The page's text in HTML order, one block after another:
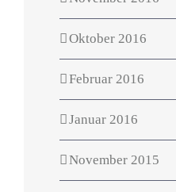
Oktober 2016
Februar 2016
Januar 2016
November 2015